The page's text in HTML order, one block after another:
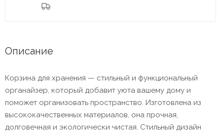
Описание
Корзина для хранения — стильный и функциональный
органайзер, который добавит уюта вашему дому и
поможет организовать пространство. Изготовлена из
высококачественных материалов, она прочная,
долговечная и экологически чистая. Стильный дизайн